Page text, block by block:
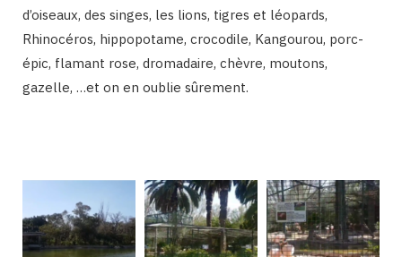
d’oiseaux, des singes, les lions, tigres et léopards,
Rhinocéros, hippopotame, crocodile, Kangourou, porc-
épic, flamant rose, dromadaire, chèvre, moutons,
gazelle, …et on en oublie sûrement.